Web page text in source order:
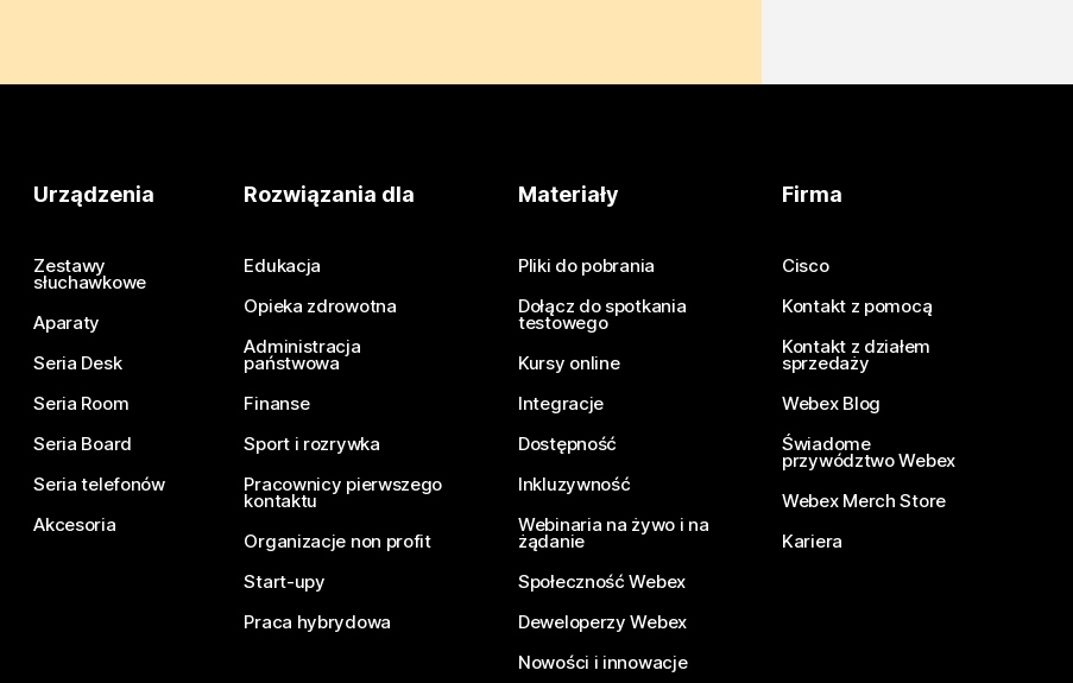
Urządzenia
Zestawy
słuchawkowe
Aparaty
Seria Desk
Seria Room
Seria Board
Seria telefonów
Akcesoria
Rozwiązania dla
Edukacja
Opieka zdrowotna
Administracja
państwowa
Finanse
Sport i rozrywka
Pracownicy pierwszego
kontaktu
Organizacje non profit
Start-upy
Praca hybrydowa
Materiały
Pliki do pobrania
Dołącz do spotkania
testowego
Kursy online
Integracje
Dostępność
Inkluzywność
Webinaria na żywo i na
żądanie
Społeczność Webex
Deweloperzy Webex
Nowości i innowacje
Firma
Cisco
Kontakt z pomocą
Kontakt z działem
sprzedaży
Webex Blog
Świadome
przywództwo Webex
Webex Merch Store
Kariera